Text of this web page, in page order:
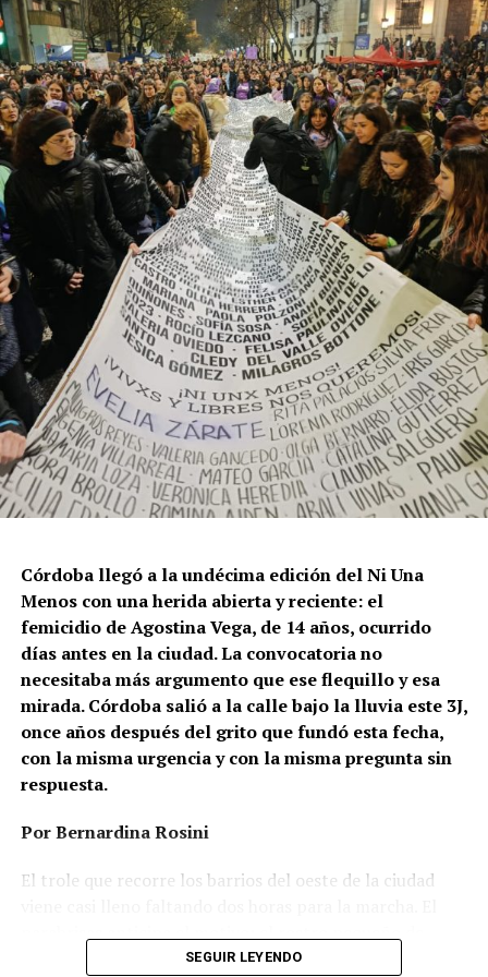
provee biodiversidad, y a una soberanía que se pierde río
abajo. Viaje en barco de MU desde el bajo delta
bonaerense, para conocer y escuchar a isleños,
productores, docentes, ambientalistas y vecinos que
resisten otra avanzada sobre un territorio en disputa.
Por Francisco Pandolfi
Descargar la Mu en PDF
Ganar la vida: La historia de (no)
Su hijo Ciro tenía 120 veces más agrotóxicos que lo
Córdoba llegó a la undécima edición del Ni Una
Menos con una herida abierta y reciente: el
femicidio de Agostina Vega, de 14 años, ocurrido
días antes en la ciudad. La convocatoria no
necesitaba más argumento que ese flequillo y esa
mirada. Córdoba salió a la calle bajo la lluvia este 3J,
once años después del grito que fundó esta fecha,
con la misma urgencia y con la misma pregunta sin
respuesta.
Por Bernardina Rosini
El trole que recorre los barrios del oeste de la ciudad
Agostina Vega, 14 años. Era fácil intuir que será una
SEGUIR LEYENDO